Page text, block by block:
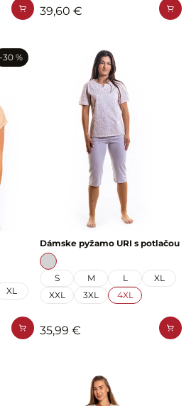
39,60 €
-30 %
XL
Dámske pyžamo URI s potlačou
S M L
XL
XXL
3XL 4XL
35,99 €